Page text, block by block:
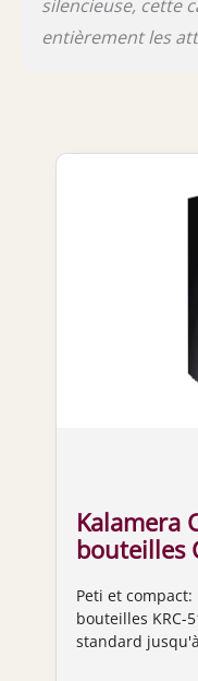
silencieuse, cette
entièrement les
Kalamera
bouteilles
Étagère
Porte
acier
Peti et compact:
bouteilles KRC-
standard